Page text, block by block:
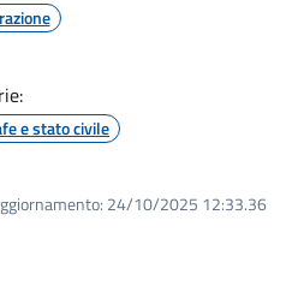
e stato civile
24/10/2025 12:33.36